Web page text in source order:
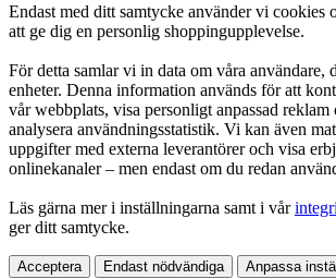
Endast med ditt samtycke använder vi cookies
att ge dig en personlig shoppingupplevelse.
För detta samlar vi in data om våra användare,
enheter. Denna information används för att
vår webbplats, visa personligt anpassad reklam
analysera användningsstatistik. Vi kan även
uppgifter med externa leverantörer och visa
onlinekanaler – men endast om du redan
Läs gärna mer i inställningarna samt i vår
ger ditt samtycke.
Acceptera Endast nödvändiga Anpassa